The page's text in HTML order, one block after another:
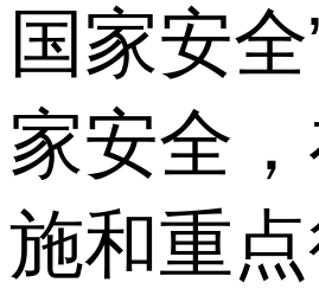
国家安
家安全
施和重